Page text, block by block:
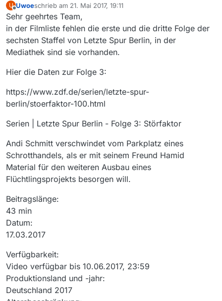
U
Offline
Uwoeschrieb am 21. Mai 2017, 19:11
zuletzt editiert von
Sehr geehrtes Team,
in der Filmliste fehlen die erste und die dritte Folge der
sechsten Staffel von Letzte Spur Berlin, in der
Mediathek sind sie vorhanden.
Hier die Daten zur Folge 3:
https://www.zdf.de/serien/letzte-spur-
berlin/stoerfaktor-100.html
Serien | Letzte Spur Berlin - Folge 3: Störfaktor
Andi Schmitt verschwindet vom Parkplatz eines
Schrotthandels, als er mit seinem Freund Hamid
Material für den weiteren Ausbau eines
Flüchtlingsprojekts besorgen will.
Beitragslänge:
43 min
Datum:
17.03.2017
Verfügbarkeit:
Video verfügbar bis 10.06.2017, 23:59
Produktionsland und -jahr:
Deutschland 2017